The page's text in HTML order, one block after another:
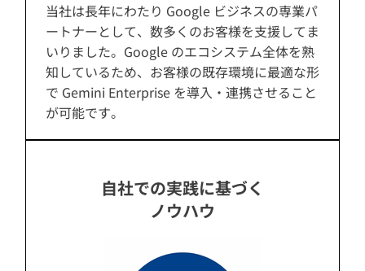
当社は長年にわたり Google ビジネスの専業パ
ートナーとして、数多くのお客様を支援してま
いりました。Google のエコシステム全体を熟
知しているため、お客様の既存環境に最適な形
で Gemini Enterprise を導入・連携させること
が可能です。
自社での実践に基づく
ノウハウ